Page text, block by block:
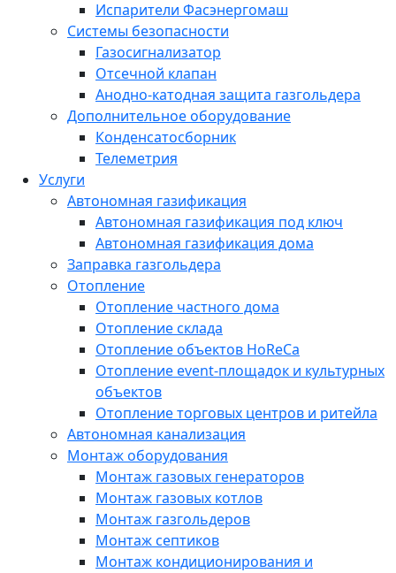
Испарители Фасэнергомаш
Системы безопасности
Газосигнализатор
Отсечной клапан
Анодно-катодная защита газгольдера
Дополнительное оборудование
Конденсатосборник
Телеметрия
Услуги
Автономная газификация
Автономная газификация под ключ
Автономная газификация дома
Заправка газгольдера
Отопление
Отопление частного дома
Отопление склада
Отопление объектов HoReCa
Отопление event-площадок и культурных
объектов
Отопление торговых центров и ритейла
Автономная канализация
Монтаж оборудования
Монтаж газовых генераторов
Монтаж газовых котлов
Монтаж газгольдеров
Монтаж септиков
Монтаж кондиционирования и